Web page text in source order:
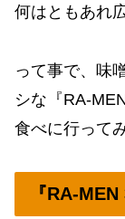
何はともあれ
って事で、味
シな『RA-
食べに行って
『RA-